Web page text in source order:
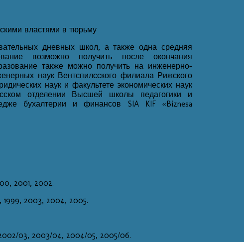
властями в тюрьму
дневных школ, а также одна средняя
возможно получить после окончания
также можно получить на инженерно-
наук Вентспилсского филиала Рижского
наук и факультете экономических наук
отделении Высшей школы педагогики и
бухалтерии и финансов SIA KIF «Biznesa
2001, 2002.
2003, 2004, 2005.
03, 2003/04, 2004/05, 2005/06.